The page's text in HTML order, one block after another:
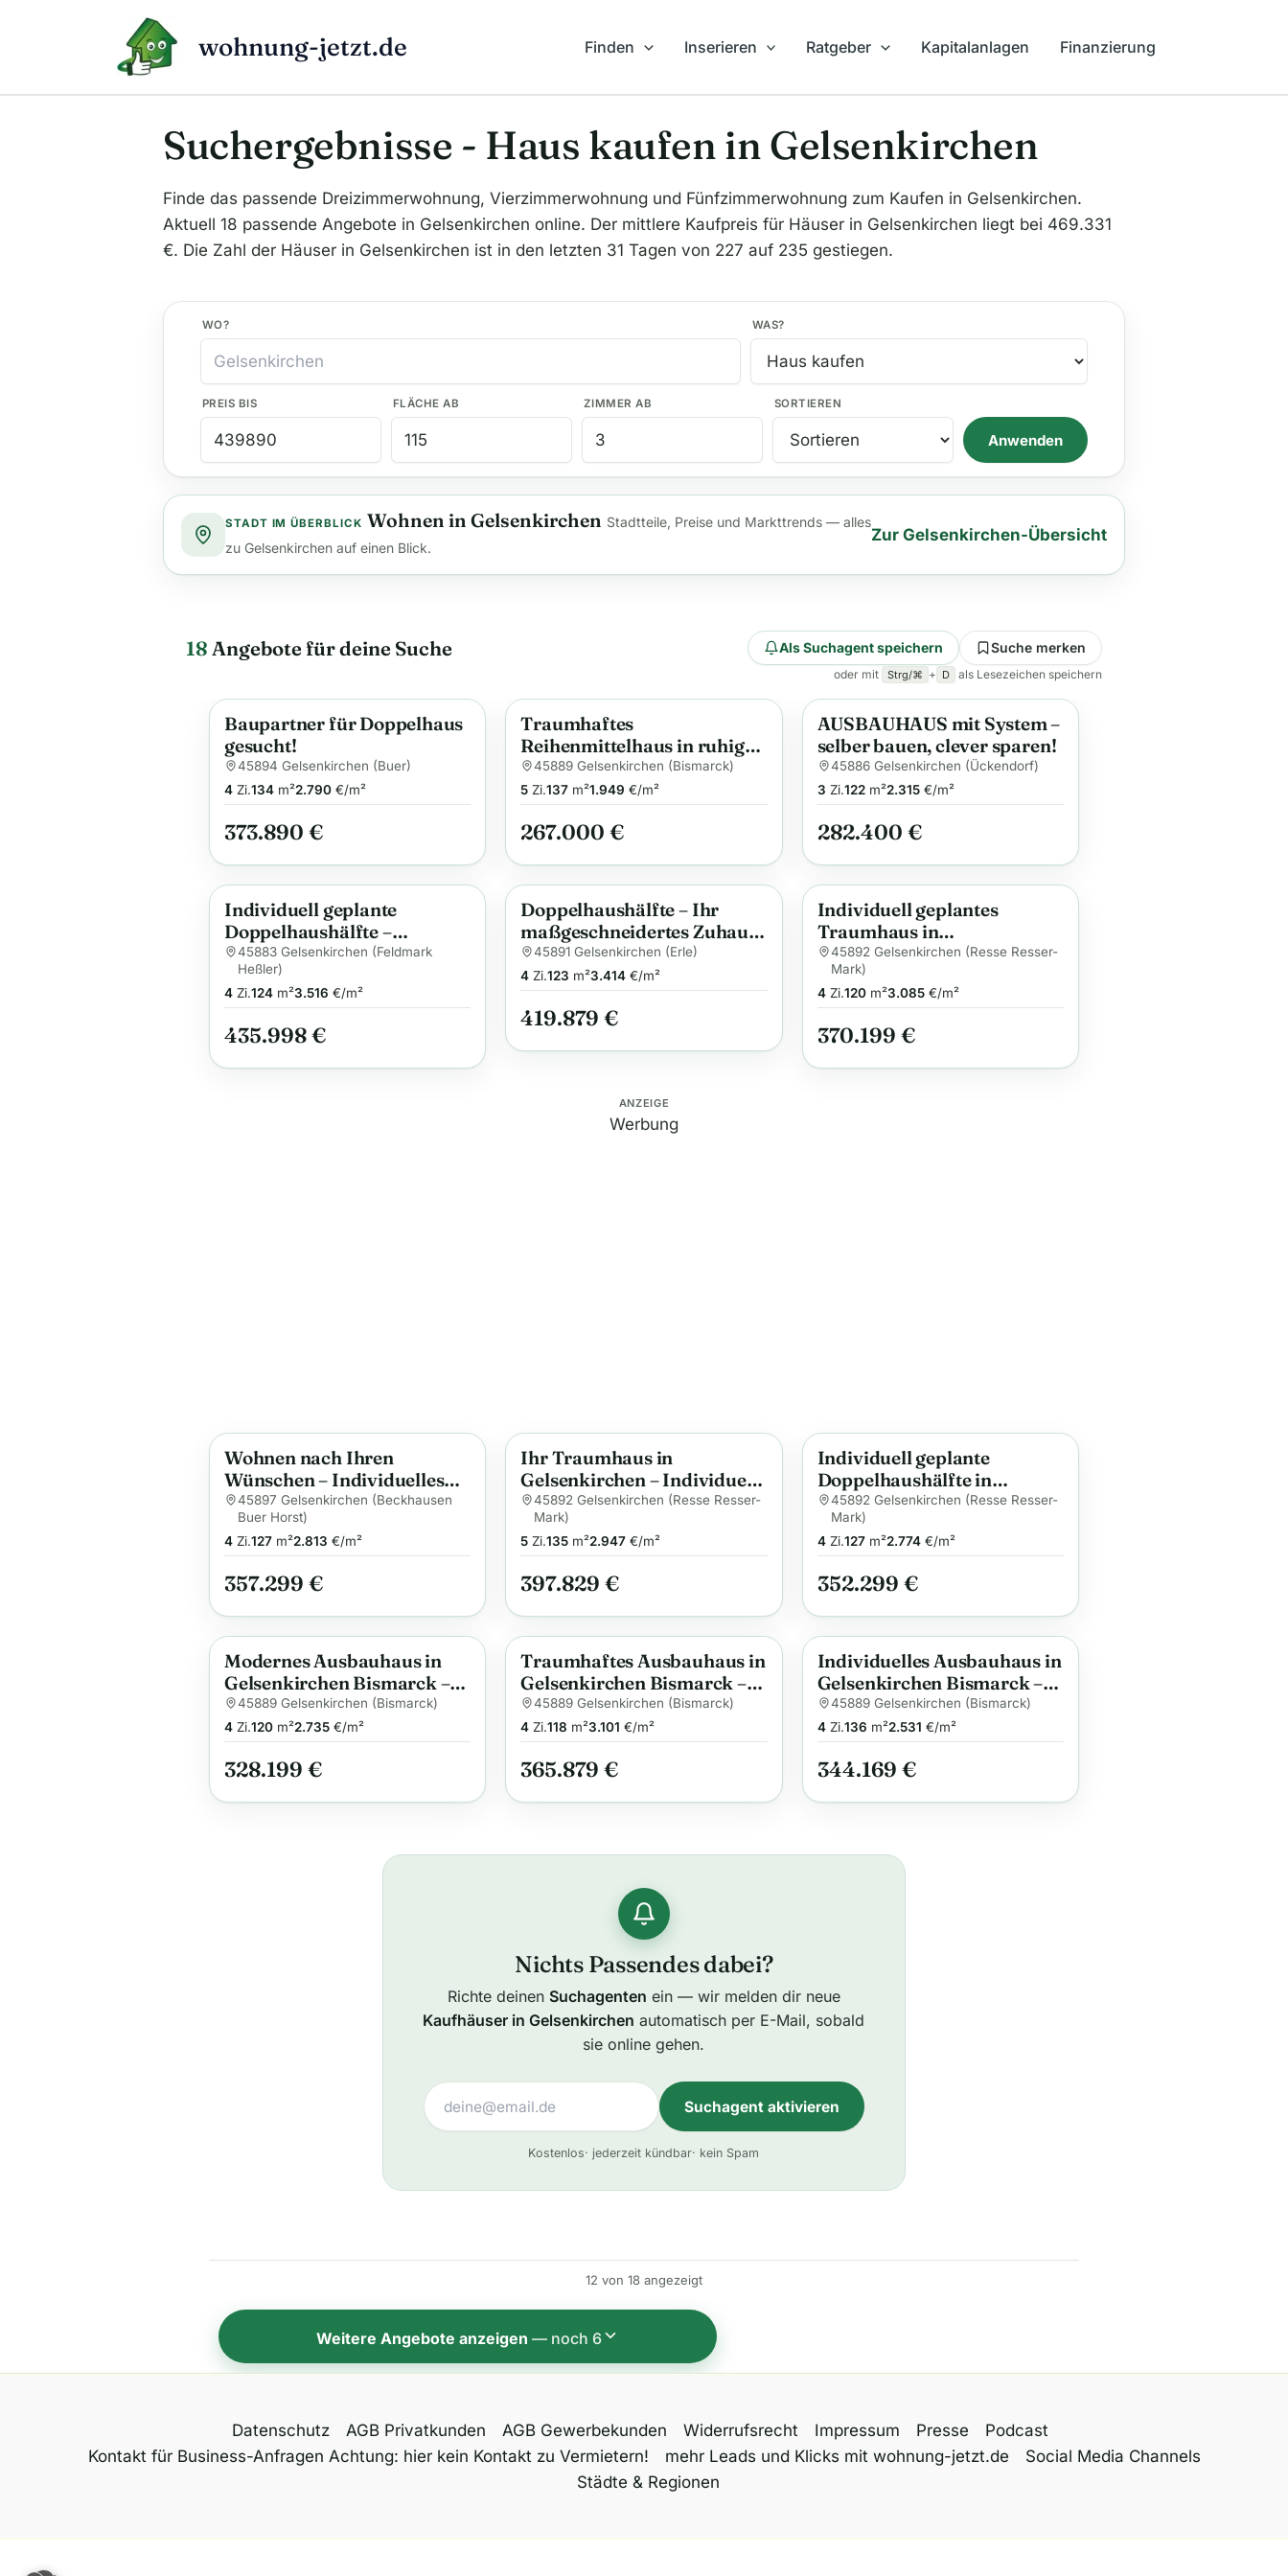
wohnung-jetzt.de Finden Inserieren Ratgeber Kapitalanlagen Finanzierung
Suchergebnisse - Haus kaufen in Gelsenkirchen
Finde das passende Dreizimmerwohnung, Vierzimmerwohnung und Fünfzimmerwohnung zum Kaufen in Gelsenkirchen.
Aktuell 18 passende Angebote in Gelsenkirchen online. Der mittlere Kaufpreis für Häuser in Gelsenkirchen liegt bei 469.331
€. Die Zahl der Häuser in Gelsenkirchen ist in den letzten 31 Tagen von 227 auf 235 gestiegen.
WO? WAS?
PREIS BIS FLÄCHE AB ZIMMER AB SORTIEREN
Anwenden
STADT IM ÜBERBLICK Wohnen in Gelsenkirchen Stadtteile, Preise und Markttrends — alles
zu Gelsenkirchen auf einen Blick.
Zur Gelsenkirchen-Übersicht
18 Angebote für deine Suche Als Suchagent speichern Suche merken
oder mit Strg/⌘ + D als Lesezeichen speichern
Neu Anzeige
Baupartner für Doppelhaus
gesucht!
45894 Gelsenkirchen (Buer)
4 Zi.134 m²2.790 €/m²
373.890 €
Anzeige
Traumhaftes
Reihenmittelhaus in ruhiger
Wohnlage
45889 Gelsenkirchen (Bismarck)
5 Zi.137 m²1.949 €/m²
267.000 €
Anzeige
AUSBAUHAUS mit System –
selber bauen, clever sparen!
45886 Gelsenkirchen (Ückendorf)
3 Zi.122m²2.315€/m²
282.400 €
Anzeige
Individuell geplante
Doppelhaushälfte –
Flexibilität und Komfort für
Ihr neues Zuhause
45883 Gelsenkirchen (Feldmark
Heßler)
4 Zi.124 m²3.516 €/m²
435.998 €
Anzeige
Doppelhaushälfte – Ihr
maßgeschneidertes Zuhause
mit Komfort
45891 Gelsenkirchen (Erle)
4 Zi.123 m²3.414 €/m²
419.879 €
Anzeige
Individuell geplantes
Traumhaus in
Gelsenkirchen – Flexibilität
trifft gehobene Ausstattung
45892 Gelsenkirchen (Resse Resser-
Mark)
4Zi.120m²3.085€/m²
370.199 €
ANZEIGE
Werbung
Anzeige
Wohnen nach Ihren
Wünschen – Individuelles
Reihenhaus in
Gelsenkirchen mit
modernster
45897 Gelsenkirchen (Beckhausen
Buer Horst)
4 Zi.127 m²2.813 €/m²
357.299 €
Anzeige
Ihr Traumhaus in
Gelsenkirchen – Individuell
geplant und nachhaltig
gebaut
45892 Gelsenkirchen (Resse Resser-
Mark)
5 Zi.135 m²2.947 €/m²
397.829 €
Anzeige
Individuell geplante
Doppelhaushälfte in
Gelsenkirchen Resse –
Flexibles Wohnen mit
nachhaltiger Wärme und
45892 Gelsenkirchen (Resse Resser-
Mark)
4Zi.127m²2.774€/m²
352.299 €
Anzeige
Modernes Ausbauhaus in
Gelsenkirchen Bismarck –
Flexibles Wohnen mit
allkauf Qualität und
Planungssicherheit
45889 Gelsenkirchen (Bismarck)
4 Zi.120 m²2.735 €/m²
328.199 €
Anzeige
Traumhaftes Ausbauhaus in
Gelsenkirchen Bismarck –
Individuell, Energiesparend
und Hochwertig
45889 Gelsenkirchen (Bismarck)
4 Zi.118 m²3.101 €/m²
365.879 €
Anzeige
Individuelles Ausbauhaus in
Gelsenkirchen Bismarck –
Flexibles Wohnen mit
allkauf-Servicegarantie
45889 Gelsenkirchen (Bismarck)
4Zi.136 m²2.531 €/m²
344.169 €
Nichts Passendes dabei?
Richte deinen Suchagenten ein — wir melden dir neue
Kaufhäuser in Gelsenkirchen automatisch per E-Mail, sobald
sie online gehen.
Suchagent aktivieren
t
n
v
:
Kostenlos· jederzeit kündbar· kein Spam
12 von 18 angezeigt
Weitere Angebote anzeigen— noch 6
Datenschutz AGB Privatkunden AGB Gewerbekunden Widerrufsrecht Impressum Presse
Podcast
Kontakt für Business-Anfragen Achtung: hier kein Kontakt zu Vermietern!
mehr Leads und Klicks mit wohnung-jetzt.de
Social Media Channels
Städte & Regionen